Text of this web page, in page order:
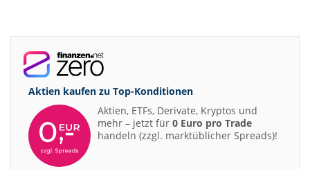
Aktien kaufen zu Top-Konditionen
Aktien, ETFs, Derivate, Kryptos und
mehr – jetzt für 0 Euro pro Trade
handeln (zzgl. marktüblicher Spreads)!